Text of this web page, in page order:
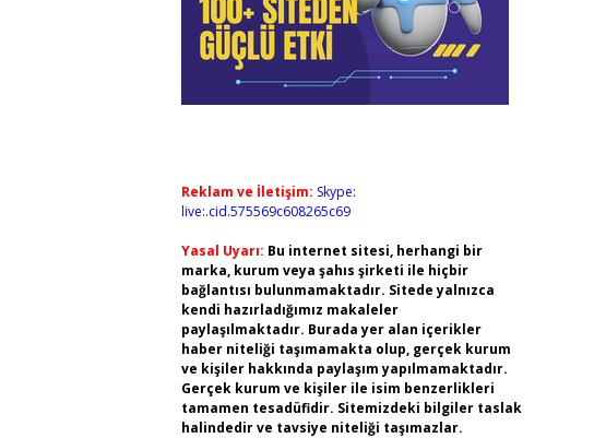
Reklam ve İletişim: Skype:
live:.cid.575569c608265c69
Yasal Uyarı: Bu internet sitesi, herhangi bir
marka, kurum veya şahıs şirketi ile hiçbir
bağlantısı bulunmamaktadır. Sitede yalnızca
kendi hazırladığımız makaleler
paylaşılmaktadır. Burada yer alan içerikler
haber niteliği taşımamakta olup, gerçek kurum
ve kişiler hakkında paylaşım yapılmamaktadır.
Gerçek kurum ve kişiler ile isim benzerlikleri
tamamen tesadüfidir. Sitemizdeki bilgiler taslak
halindedir ve tavsiye niteliği taşımazlar.